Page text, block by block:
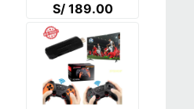
S/ 189.00